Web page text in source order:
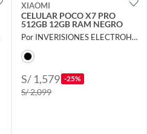
XIAOMI
CELULAR POCO X7 PRO
512GB 12GB RAM NEGRO
Por INVERISIONES ELECTROHOGAR S.A.C
S/ 1,579 -25%
S/ 2,099